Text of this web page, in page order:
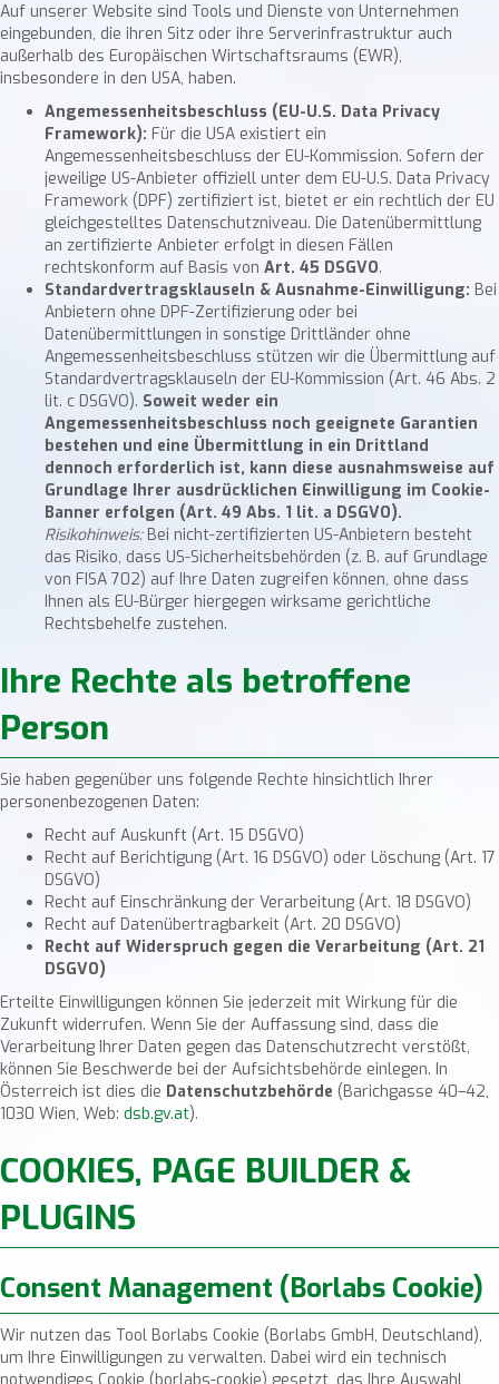
Auf unserer Website sind Tools und Dienste von Unternehmen
eingebunden, die ihren Sitz oder ihre Serverinfrastruktur auch
außerhalb des Europäischen Wirtschaftsraums (EWR),
insbesondere in den USA, haben.
Angemessenheitsbeschluss (EU-U.S. Data Privacy
Framework): Für die USA existiert ein
Angemessenheitsbeschluss der EU-Kommission. Sofern der
jeweilige US-Anbieter offiziell unter dem EU-U.S. Data Privacy
Framework (DPF) zertifiziert ist, bietet er ein rechtlich der EU
gleichgestelltes Datenschutzniveau. Die Datenübermittlung
an zertifizierte Anbieter erfolgt in diesen Fällen
rechtskonform auf Basis von Art. 45 DSGVO.
Standardvertragsklauseln & Ausnahme-Einwilligung: Bei
Anbietern ohne DPF-Zertifizierung oder bei
Datenübermittlungen in sonstige Drittländer ohne
Angemessenheitsbeschluss stützen wir die Übermittlung auf
Standardvertragsklauseln der EU-Kommission (Art. 46 Abs. 2
lit. c DSGVO). Soweit weder ein
Angemessenheitsbeschluss noch geeignete Garantien
bestehen und eine Übermittlung in ein Drittland
dennoch erforderlich ist, kann diese ausnahmsweise auf
Grundlage Ihrer ausdrücklichen Einwilligung im Cookie-
Banner erfolgen (Art. 49 Abs. 1 lit. a DSGVO).
Risikohinweis:Bei nicht-zertifizierten US-Anbietern besteht
das Risiko, dass US-Sicherheitsbehörden (z. B. auf Grundlage
von FISA 702) auf Ihre Daten zugreifen können, ohne dass
Ihnen als EU-Bürger hiergegen wirksame gerichtliche
Rechtsbehelfe zustehen.
Ihre Rechte als betroffene
Person
Sie haben gegenüber uns folgende Rechte hinsichtlich Ihrer
personenbezogenen Daten:
Recht auf Auskunft (Art. 15 DSGVO)
Recht auf Berichtigung (Art. 16 DSGVO) oder Löschung (Art. 17
DSGVO)
Recht auf Einschränkung der Verarbeitung (Art. 18 DSGVO)
Recht auf Datenübertragbarkeit (Art. 20 DSGVO)
Recht auf Widerspruch gegen die Verarbeitung (Art. 21
DSGVO)
Erteilte Einwilligungen können Sie jederzeit mit Wirkung für die
Zukunft widerrufen. Wenn Sie der Auffassung sind, dass die
Verarbeitung Ihrer Daten gegen das Datenschutzrecht verstößt,
können Sie Beschwerde bei der Aufsichtsbehörde einlegen. In
Österreich ist dies die Datenschutzbehörde (Barichgasse 40–42,
1030 Wien, Web: dsb.gv.at).
COOKIES, PAGE BUILDER &
PLUGINS
Consent Management (Borlabs Cookie)
Wir nutzen das Tool Borlabs Cookie (Borlabs GmbH, Deutschland),
um Ihre Einwilligungen zu verwalten. Dabei wird ein technisch